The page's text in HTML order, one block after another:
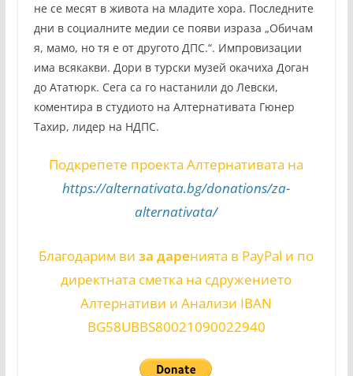
не се месят в живота на младите хора. Последните
дни в социалните медии се появи израза „Обичам
я, мамо, но тя е от другото ДПС.“. Импровизации
има всякакви. Дори в турски музей окачиха Доган
до Ататюрк. Сега са го настанили до Левски,
коментира в студиото на Алтернативата Гюнер
Тахир, лидер на НДПС.
Подкрепете проекта Алтернативата на
https://alternativata.bg/donations/za-
alternativata/
Благодарим виза даренията в PayPal и по
директната сметка на сдружението
Алтернативи и Анализи IBAN
BG58UBBS80021090022940